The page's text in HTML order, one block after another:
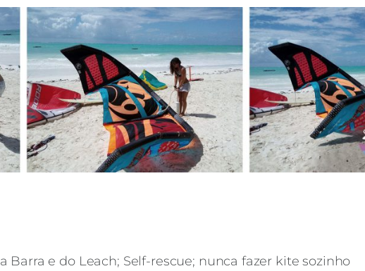
Barra e do Leach; Self-rescue; nunca fazer kite sozinho